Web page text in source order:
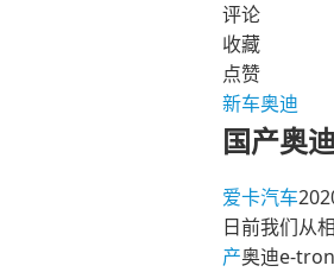
评论
收藏
点赞
新车奥迪
国产奥
爱卡汽车
日前我们从
产奥迪e-